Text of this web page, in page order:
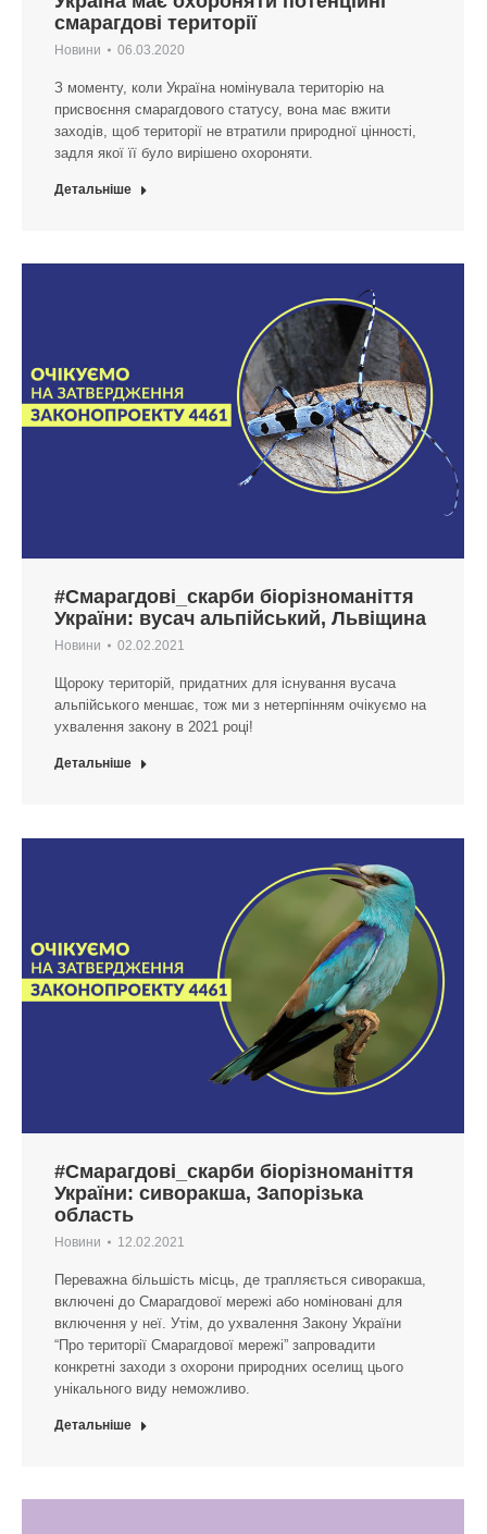
смарагдові території
Новини 06.03.2020
З моменту, коли Україна номінувала територію на
присвоєння смарагдового статусу, вона має вжити
заходів, щоб території не втратили природної цінності,
задля якої її було вирішено охороняти.
Детальніше
#Смарагдові_скарби біорізноманіття
України: вусач альпійський, Львіщина
Новини 02.02.2021
Щороку територій, придатних для існування вусача
альпійського меншає, тож ми з нетерпінням очікуємо на
ухвалення закону в 2021 році!
Детальніше
#Смарагдові_скарби біорізноманіття
України: сиворакша, Запорізька
область
Новини 12.02.2021
Переважна більшість місць, де трапляється сиворакша,
включені до Смарагдової мережі або номіновані для
включення у неї. Утім, до ухвалення Закону України
“Про території Смарагдової мережі” запровадити
конкретні заходи з охорони природних оселищ цього
унікального виду неможливо.
Детальніше